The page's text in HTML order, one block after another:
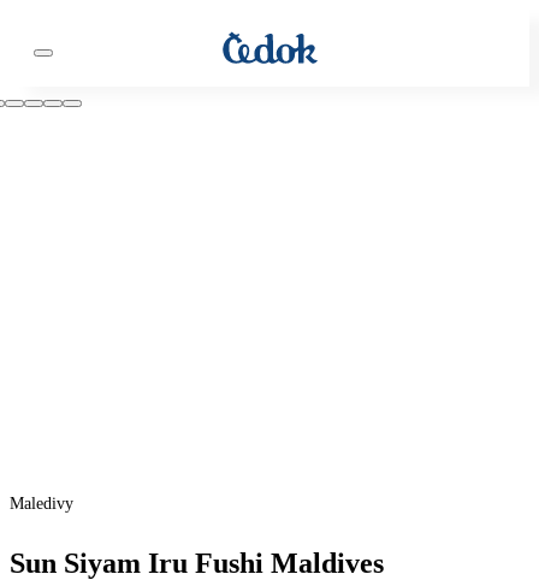
Maledivy
Sun Siyam Iru Fushi Maldives